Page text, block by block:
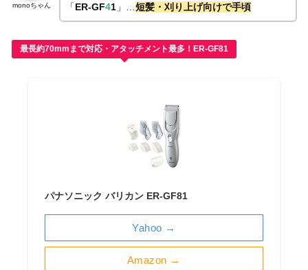
monoちゃん
「ER-GF41 」… 短髪・刈り上げ向けで手頃
最長約70mmまで対応・アタッチメント最多！ER-GF81
パナソニック バリカン ER-GF81
Amazon →
Yahoo →